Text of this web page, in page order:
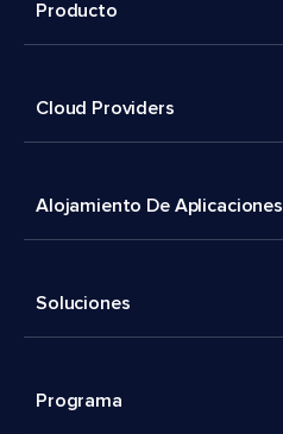
Producto
Cloud Providers
Alojamiento De Aplicaciones
Soluciones
Programa